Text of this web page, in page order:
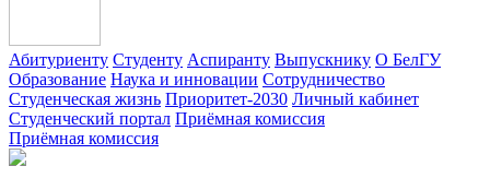
Абитуриенту Студенту Аспиранту Выпускнику О БелГУ
Образование Наука и инновации Сотрудничество
Студенческая жизнь Приоритет-2030 Личный кабинет
Студенческий портал Приёмная комиссия
Приёмная комиссия